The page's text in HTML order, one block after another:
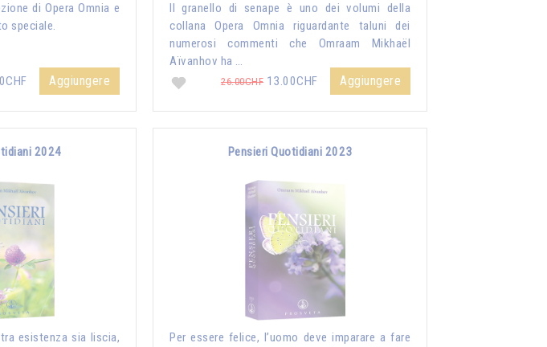
di Opera Omnia e
speciale.
Aggiungere
Il granello di senape è uno dei volumi della
collana Opera Omnia riguardante taluni dei
numerosi commenti che Omraam Mikhaël
Aïvanhov ha …
26.00CHF 13.00CHF Aggiungere
2024
esistenza sia liscia,
Pensieri Quotidiani 2023
Per essere felice, l’uomo deve imparare a fare